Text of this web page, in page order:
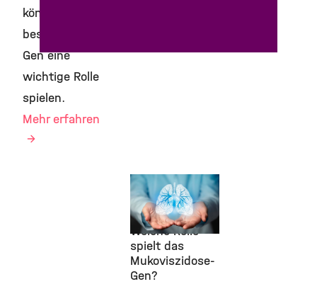
26. Mai 2026
Idiopathische
Bronchiektasen:
Welche Rolle
spielt das
Mukoviszidose-
Gen?
könnte ein
bestimmtes
Gen eine
wichtige Rolle
spielen.
Mehr erfahren